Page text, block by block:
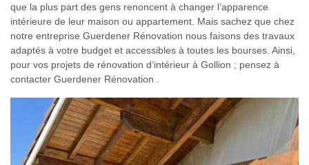
que la plus part des gens renoncent à changer l’apparence
intérieure de leur maison ou appartement. Mais sachez que chez
notre entreprise Guerdener Rénovation nous faisons des travaux
adaptés à votre budget et accessibles à toutes les bourses. Ainsi,
pour vos projets de rénovation d’intérieur à Gollion ; pensez à
contacter Guerdener Rénovation .